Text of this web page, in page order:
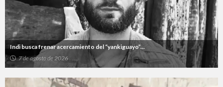
Indi busca frenar acercamiento del “yankiguayo”...
7 de agosto de 2026